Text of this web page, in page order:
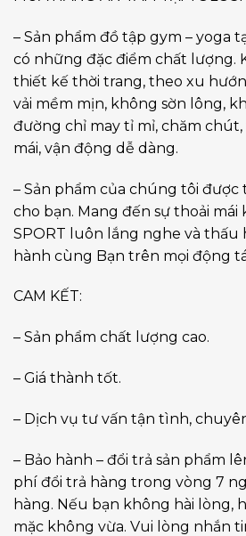
– Sản phẩm đồ tập gym – yoga
có những đặc điểm chất lượng.
thiết kế thời trang, theo xu
vải mềm mịn, không sờn lông,
đường chỉ may tỉ mỉ, chăm chút,
mái, vận động dễ dàng.
– Sản phẩm của chúng tôi
cho bạn. Mang đến sự thoải mái
SPORT luôn lắng nghe và thấu
hành cùng Bạn trên mọi động
CAM KẾT:
– Sản phẩm chất lượng cao.
– Giá thành tốt.
– Dịch vụ tư vấn tận tình,
– Bảo hành – đổi trả sản phẩm
phí đổi trả hàng trong vòng 7
hàng. Nếu bạn không hài lòng,
mặc không vừa. Vui lòng nhắn